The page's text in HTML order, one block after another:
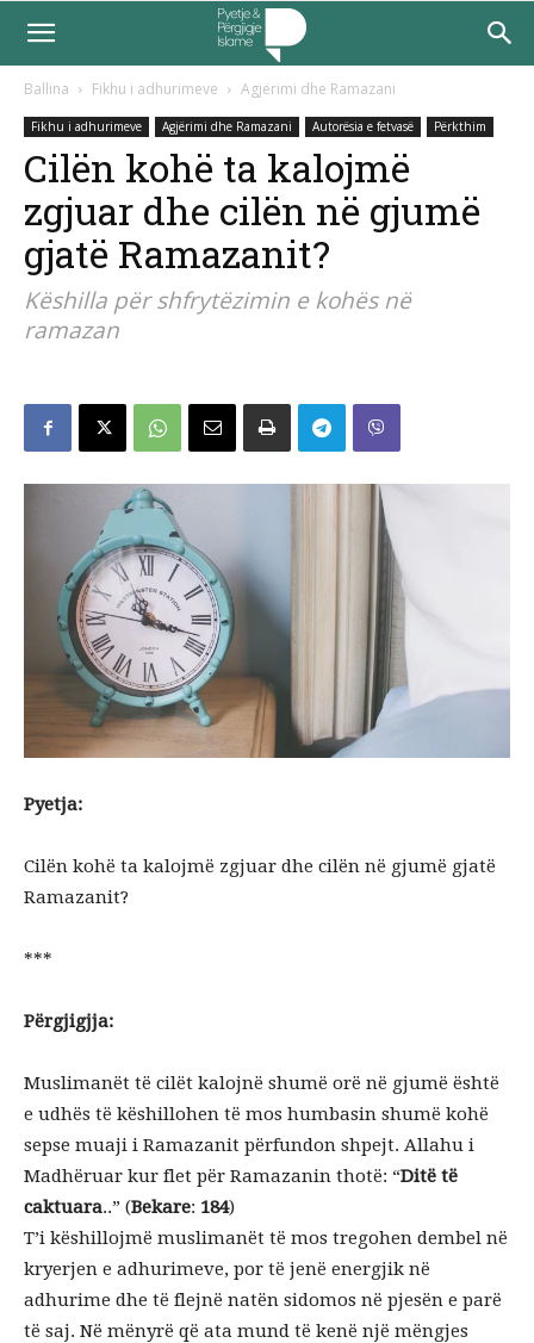
Ballina Fikhu i adhurimeve Agjërimi dhe Ramazani
Fikhu i adhurimeve Agjërimi dhe Ramazani Autorësia e fetvasë Përkthim
Cilën kohë ta kalojmë
zgjuar dhe cilën në gjumë
gjatë Ramazanit?
Këshilla për shfrytëzimin e kohës në
ramazan
Pyetja:
Cilën kohë ta kalojmë zgjuar dhe cilën në gjumë gjatë
Ramazanit?
***
Përgjigjja:
Muslimanët të cilët kalojnë shumë orë në gjumë është
e udhës të këshillohen të mos humbasin shumë kohë
sepse muaji i Ramazanit përfundon shpejt. Allahu i
Madhëruar kur flet për Ramazanin thotë: “Ditë të
caktuara..” (Bekare: 184)
T’i këshillojmë muslimanët të mos tregohen dembel në
kryerjen e adhurimeve, por të jenë energjik në
adhurime dhe të flejnë natën sidomos në pjesën e parë
të saj. Në mënyrë që ata mund të kenë një mëngjes